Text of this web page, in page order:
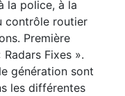
la police, à la
contrôle routier
Première
Fixes ».
génération sont
les différentes